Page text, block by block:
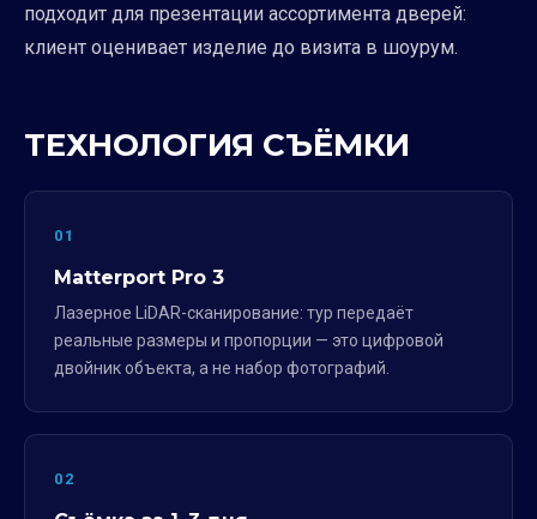
подходит для презентации ассортимента дверей:
клиент оценивает изделие до визита в шоурум.
ТЕХНОЛОГИЯ СЪЁМКИ
01
Matterport Pro 3
Лазерное LiDAR-сканирование: тур передаёт
реальные размеры и пропорции — это цифровой
двойник объекта, а не набор фотографий.
02